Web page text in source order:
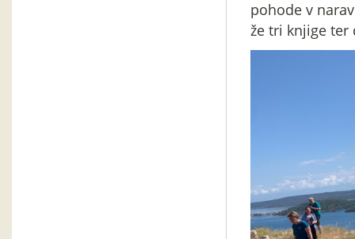
pohode v
že tri knjige ter